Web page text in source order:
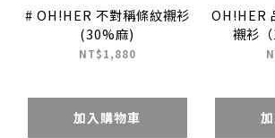
# OH!HER 不對稱條紋襯衫
(30%麻)
NT$1,880
加入購物車
OH!HER
襯衫